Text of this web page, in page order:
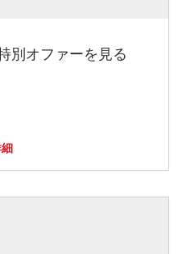
別オファーを見る